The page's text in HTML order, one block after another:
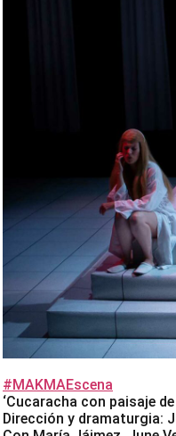
#MAKMAEscena
‘Cucaracha con paisaje
Dirección y dramaturgia: